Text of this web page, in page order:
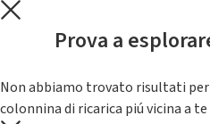
Prova a
Non abbiamo trovato risultati per
colonnina di ricarica piú vicina a